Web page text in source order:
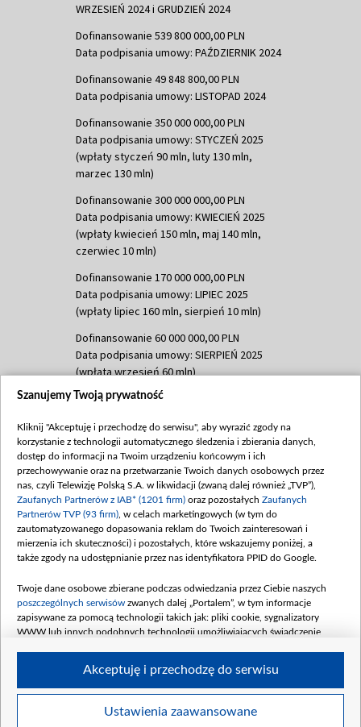
WRZESIEŃ 2024 i GRUDZIEŃ 2024
Dofinansowanie 539 800 000,00 PLN
Data podpisania umowy: PAŹDZIERNIK 2024
Dofinansowanie 49 848 800,00 PLN
Data podpisania umowy: LISTOPAD 2024
Dofinansowanie 350 000 000,00 PLN
Data podpisania umowy: STYCZEŃ 2025
(wpłaty styczeń 90 mln, luty 130 mln,
marzec 130 mln)
Dofinansowanie 300 000 000,00 PLN
Data podpisania umowy: KWIECIEŃ 2025
(wpłaty kwiecień 150 mln, maj 140 mln,
czerwiec 10 mln)
Dofinansowanie 170 000 000,00 PLN
Data podpisania umowy: LIPIEC 2025
(wpłaty lipiec 160 mln, sierpień 10 mln)
Dofinansowanie 60 000 000,00 PLN
Data podpisania umowy: SIERPIEŃ 2025
(wpłata wrzesień 60 mln)
Dofinansowanie 635 783 051,21 PLN
(wpłata wrzesień 100 mln, październik 350
mln, listopad 265 mln)
Dofinansowanie 48 862 000,00 PLN
Data podpisania umowy: GRUDZIEŃ 2025
(wpłata grudzień 60,548 mln)
Dofinansowanie 900 000 000,00 PLN
Data podpisania umowy: LUTY 2026 (wpłata
kwiecień 180 mln, 7 maja 180 mln, 8
czerwca 90 mln)
Dofinansowanie 250 000 000,00 PLN
4 sierpnia 250 mln
Szanujemy Twoją prywatność
Kliknij "Akceptuję i przechodzę do serwisu", aby wyrazić zgody na
korzystanie z technologii automatycznego śledzenia i zbierania danych,
dostęp do informacji na Twoim urządzeniu końcowym i ich
przechowywanie oraz na przetwarzanie Twoich danych osobowych przez
nas, czyli Telewizję Polską S.A. w likwidacji (zwaną dalej również „TVP”),
Zaufanych Partnerów z IAB* (1201 firm) oraz pozostałych Zaufanych
Partnerów TVP (93 firm) , w celach marketingowych (w tym do
zautomatyzowanego dopasowania reklam do Twoich zainteresowań i
mierzenia ich skuteczności) i pozostałych, które wskazujemy poniżej, a
także zgody na udostępnianie przez nas identyfikatora PPID do Google.
Twoje dane osobowe zbierane podczas odwiedzania przez Ciebie naszych
poszczególnych serwisów zwanych dalej „Portalem”, w tym informacje
zapisywane za pomocą technologii takich jak: pliki cookie, sygnalizatory
WWW lub innych podobnych technologii umożliwiających świadczenie
Twoje dane osobowe zbierane podczas odwiedzania przez Ciebie
Ustawienia zaawansowane
Akceptuję i przechodzę do serwisu